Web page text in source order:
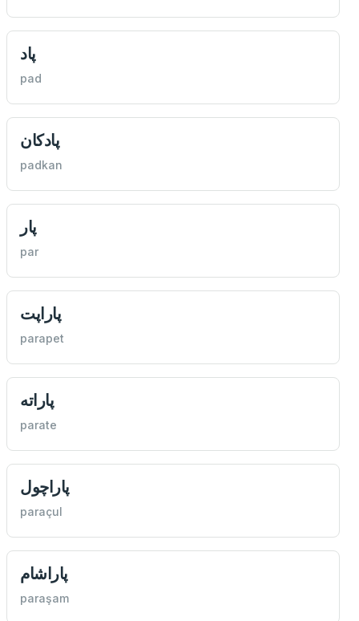
پاد
pad
پادكان
padkan
پار
par
پاراپت
parapet
پاراته
parate
پاراچول
paraçul
پاراشام
paraşam